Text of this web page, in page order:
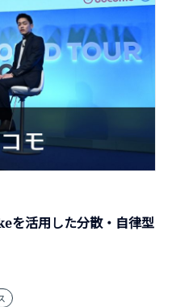
を活用した分散・自律型